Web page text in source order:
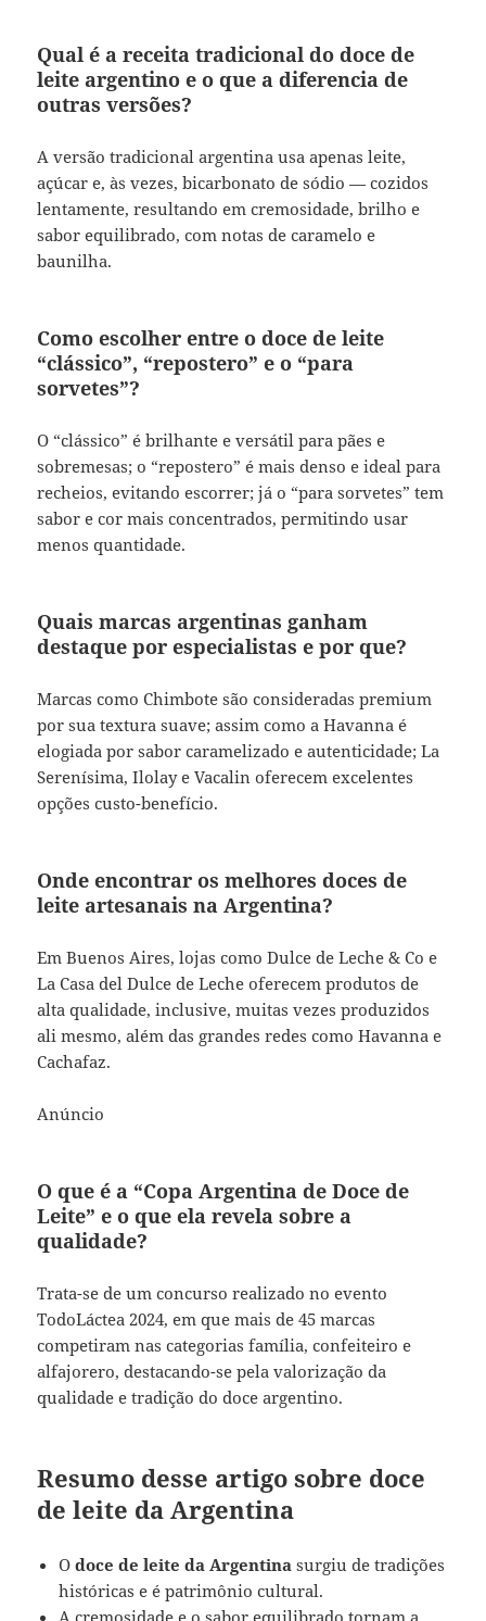
Qual é a receita tradicional do doce de
leite argentino e o que a diferencia de
outras versões?
A versão tradicional argentina usa apenas leite,
açúcar e, às vezes, bicarbonato de sódio — cozidos
lentamente, resultando em cremosidade, brilho e
sabor equilibrado, com notas de caramelo e
baunilha.
Como escolher entre o doce de leite
“clássico”, “repostero” e o “para
sorvetes”?
O “clássico” é brilhante e versátil para pães e
sobremesas; o “repostero” é mais denso e ideal para
recheios, evitando escorrer; já o “para sorvetes” tem
sabor e cor mais concentrados, permitindo usar
menos quantidade.
Quais marcas argentinas ganham
destaque por especialistas e por que?
Marcas como Chimbote são consideradas premium
por sua textura suave; assim como a Havanna é
elogiada por sabor caramelizado e autenticidade; La
Serenísima, Ilolay e Vacalin oferecem excelentes
opções custo-benefício.
Onde encontrar os melhores doces de
leite artesanais na Argentina?
Em Buenos Aires, lojas como Dulce de Leche & Co e
La Casa del Dulce de Leche oferecem produtos de
alta qualidade, inclusive, muitas vezes produzidos
ali mesmo, além das grandes redes como Havanna e
Cachafaz.
Anúncio
O que é a “Copa Argentina de Doce de
Leite” e o que ela revela sobre a
qualidade?
Trata-se de um concurso realizado no evento
TodoLáctea 2024, em que mais de 45 marcas
competiram nas categorias família, confeiteiro e
alfajorero, destacando-se pela valorização da
qualidade e tradição do doce argentino.
Resumo desse artigo sobre doce
de leite da Argentina
Odoce de leite da Argentinasurgiu de tradições
históricas e é patrimônio cultural.